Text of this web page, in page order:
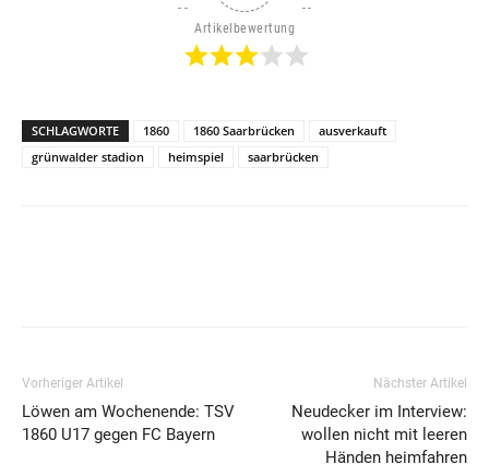
Artikelbewertung
SCHLAGWORTE 1860 1860 Saarbrücken
ausverkauft
grünwalder stadion
heimspiel saarbrücken
Vorheriger Artikel
Löwen am Wochenende: TSV
1860 U17 gegen FC Bayern
Nächster Artikel
Neudecker im Interview:
wollen nicht mit leeren
Händen heimfahren